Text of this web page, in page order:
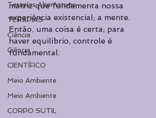
Terapias Alternativas
TERAPIAS
Ciência
Ciência
CIENTÍFICO
Meio Ambiente
Meio Ambiente
CORPO SUTIL
matriz que fundamenta nossa
experiência existencial; a mente.
Então, uma coisa é certa; para
haver equilíbrio, controle é
fundamental.